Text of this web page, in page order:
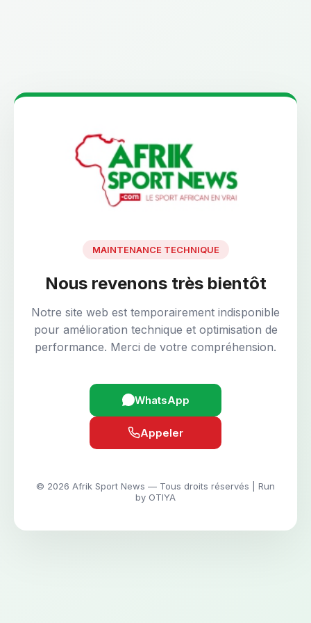
MAINTENANCE TECHNIQUE
Nous revenons très bientôt
Notre site web est temporairement indisponible
pour amélioration technique et optimisation de
performance. Merci de votre compréhension.
WhatsApp
Appeler
© 2026 Afrik Sport News — Tous droits réservés | Run
by OTIYA